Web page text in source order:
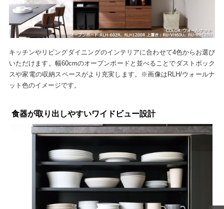
キッチンやリビングダイニングのインテリアに合わせて4色からお選び
いただけます。幅60cmのオープンボードと並べることでダストボック
スや家電の収納スペースがより充実します。※画像はRLH/ウォールナ
ット色のイメージです。
食器が取り出しやすいワイドビュー設計